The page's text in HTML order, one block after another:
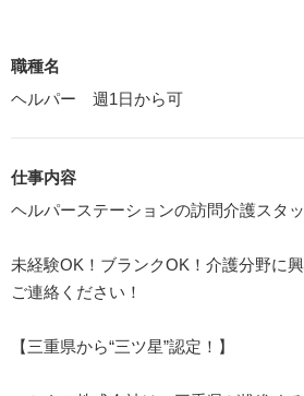
職種名
ヘルパー 週1日から可
仕事内容
ヘルパーステーションの訪問介護スタ
未経験OK！ブランクOK！介護分野に
ご連絡ください！
【三重県から“三ツ星”認定！】